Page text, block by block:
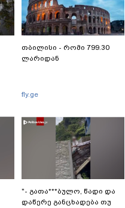
თბილისი - რომი 799.30
ლარიდან
fly.ge
"- გათა***ბულო, წადი და
დაწერე განცხადება თუ